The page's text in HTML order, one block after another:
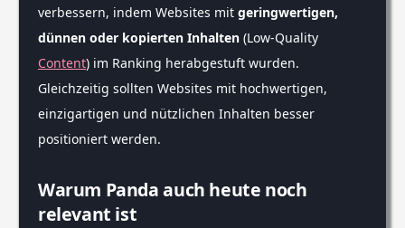
verbessern, indem Websites mit geringwertigen,
dünnen oder kopierten Inhalten (Low-Quality
Content) im Ranking herabgestuft wurden.
Gleichzeitig sollten Websites mit hochwertigen,
einzigartigen und nützlichen Inhalten besser
positioniert werden.
Warum Panda auch heute noch
relevant ist